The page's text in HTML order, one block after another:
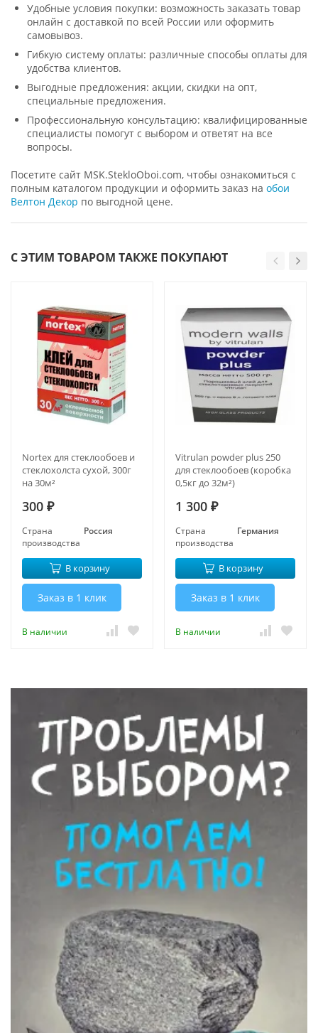
Удобные условия покупки: возможность заказать товар
онлайн с доставкой по всей России или оформить
самовывоз.
Гибкую систему оплаты: различные способы оплаты для
удобства клиентов.
Выгодные предложения: акции, скидки на опт,
специальные предложения.
Профессиональную консультацию: квалифицированные
специалисты помогут с выбором и ответят на все
вопросы.
Посетите сайт MSK.StekloOboi.com, чтобы ознакомиться с
полным каталогом продукции и оформить заказ на обои
Велтон Декор по выгодной цене.
С ЭТИМ ТОВАРОМ ТАКЖЕ ПОКУПАЮТ
Nortex для стеклообоев и
стеклохолста сухой, 300г
на 30м²
300 ₽
Страна
производства
Россия
В корзину
Заказ в 1 клик
В наличии
Vitrulan powder plus 250
для стеклообоев (коробка
0,5кг до 32м²)
1 300 ₽
Страна
производства
Германия
В корзину
Заказ в 1 клик
В наличии